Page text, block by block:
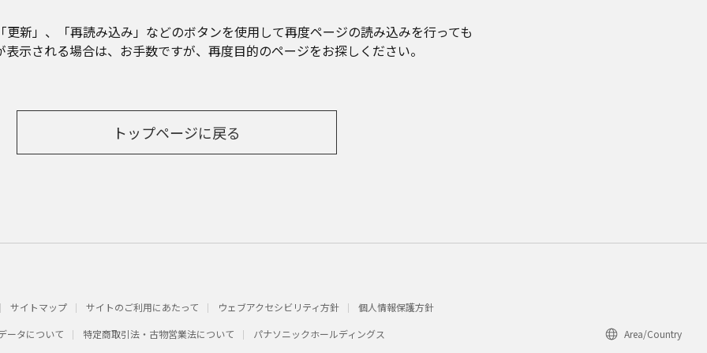
更新」、「再読み込み」などのボタンを使用して再度ページの読み込みを行っても
表示される場合は、お手数ですが、再度目的のページをお探しください。
トップページに戻る
サイトマップ サイトのご利用にあたって ウェブアクセシビリティ方針
個人情報保護方針
ータについて
特定商取引法・古物営業法について パナソニックホールディングス Area/Country